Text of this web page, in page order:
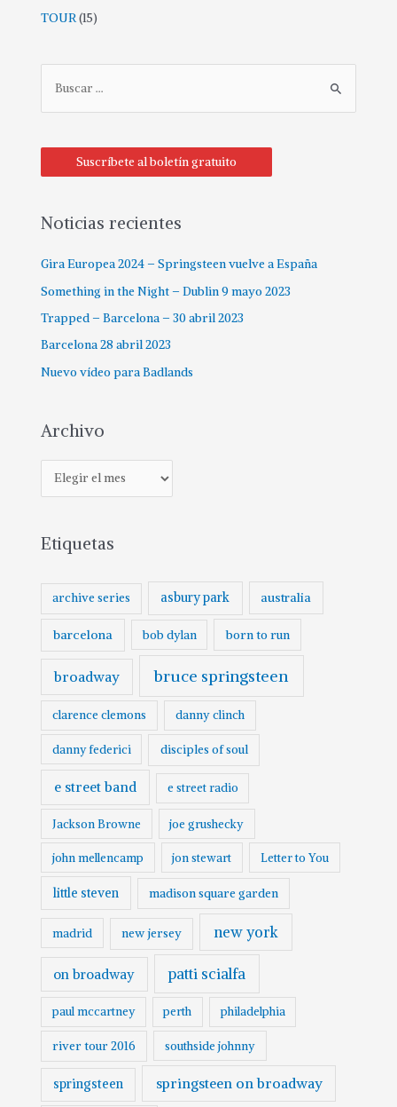
TOUR(15)
Suscríbete al boletín gratuito
Noticias recientes
Gira Europea 2024 – Springsteen vuelve a España
Something in the Night – Dublin 9 mayo 2023
Trapped – Barcelona – 30 abril 2023
Barcelona 28 abril 2023
Nuevo vídeo para Badlands
Archivo
Etiquetas
archive series asbury park australia
barcelona bob dylan born to run
broadway bruce springsteen
clarence clemons danny clinch
danny federici disciples of soul
e street band e street radio
Jackson Browne joe grushecky
john mellencamp jon stewart Letter to You
little steven madison square garden
madrid new jersey new york
on broadway patti scialfa
paul mccartney perth philadelphia
river tour 2016 southside johnny
springsteen springsteen on broadway